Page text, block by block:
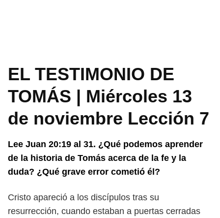
EL TESTIMONIO DE
TOMÁS | Miércoles 13
de noviembre Lección 7
Lee Juan 20:19 al 31. ¿Qué podemos aprender
de la historia de Tomás acerca de la fe y la
duda? ¿Qué grave error cometió él?
Cristo apareció a los discípulos tras su
resurrección, cuando estaban a puertas cerradas